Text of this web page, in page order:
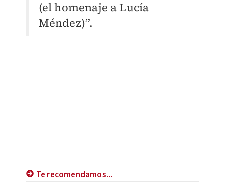
(el homenaje a Lucía
Méndez)”.
Te recomendamos...